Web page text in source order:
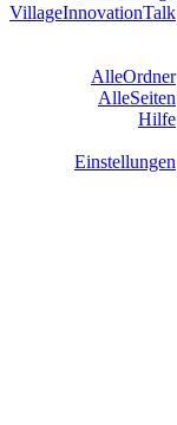
VillageInnovationTalk
AlleOrdner
AlleSeiten
Hilfe
Einstellungen